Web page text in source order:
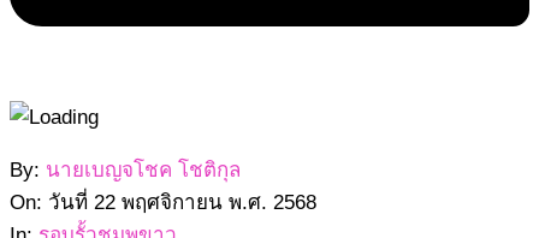
2568-
11-
By: นายเบญจโชค โชติกุล
On: วันที่ 22 พฤศจิกายน พ.ศ. 2568